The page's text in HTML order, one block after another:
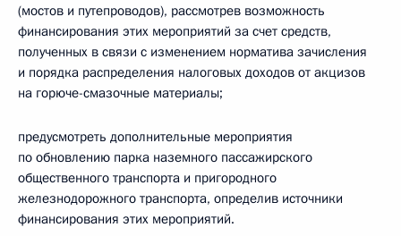
(мостов и путепроводов), рассмотрев возможность
финансирования этих мероприятий за счет средств,
полученных в связи с изменением норматива зачисления
и порядка распределения налоговых доходов от акцизов
на горюче-смазочные материалы;
предусмотреть дополнительные мероприятия
по обновлению парка наземного пассажирского
общественного транспорта и пригородного
железнодорожного транспорта, определив источники
финансирования этих мероприятий.